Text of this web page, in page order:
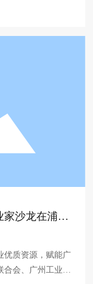
家沙龙在浦发
优质资源，赋能广
合会、广州工业经